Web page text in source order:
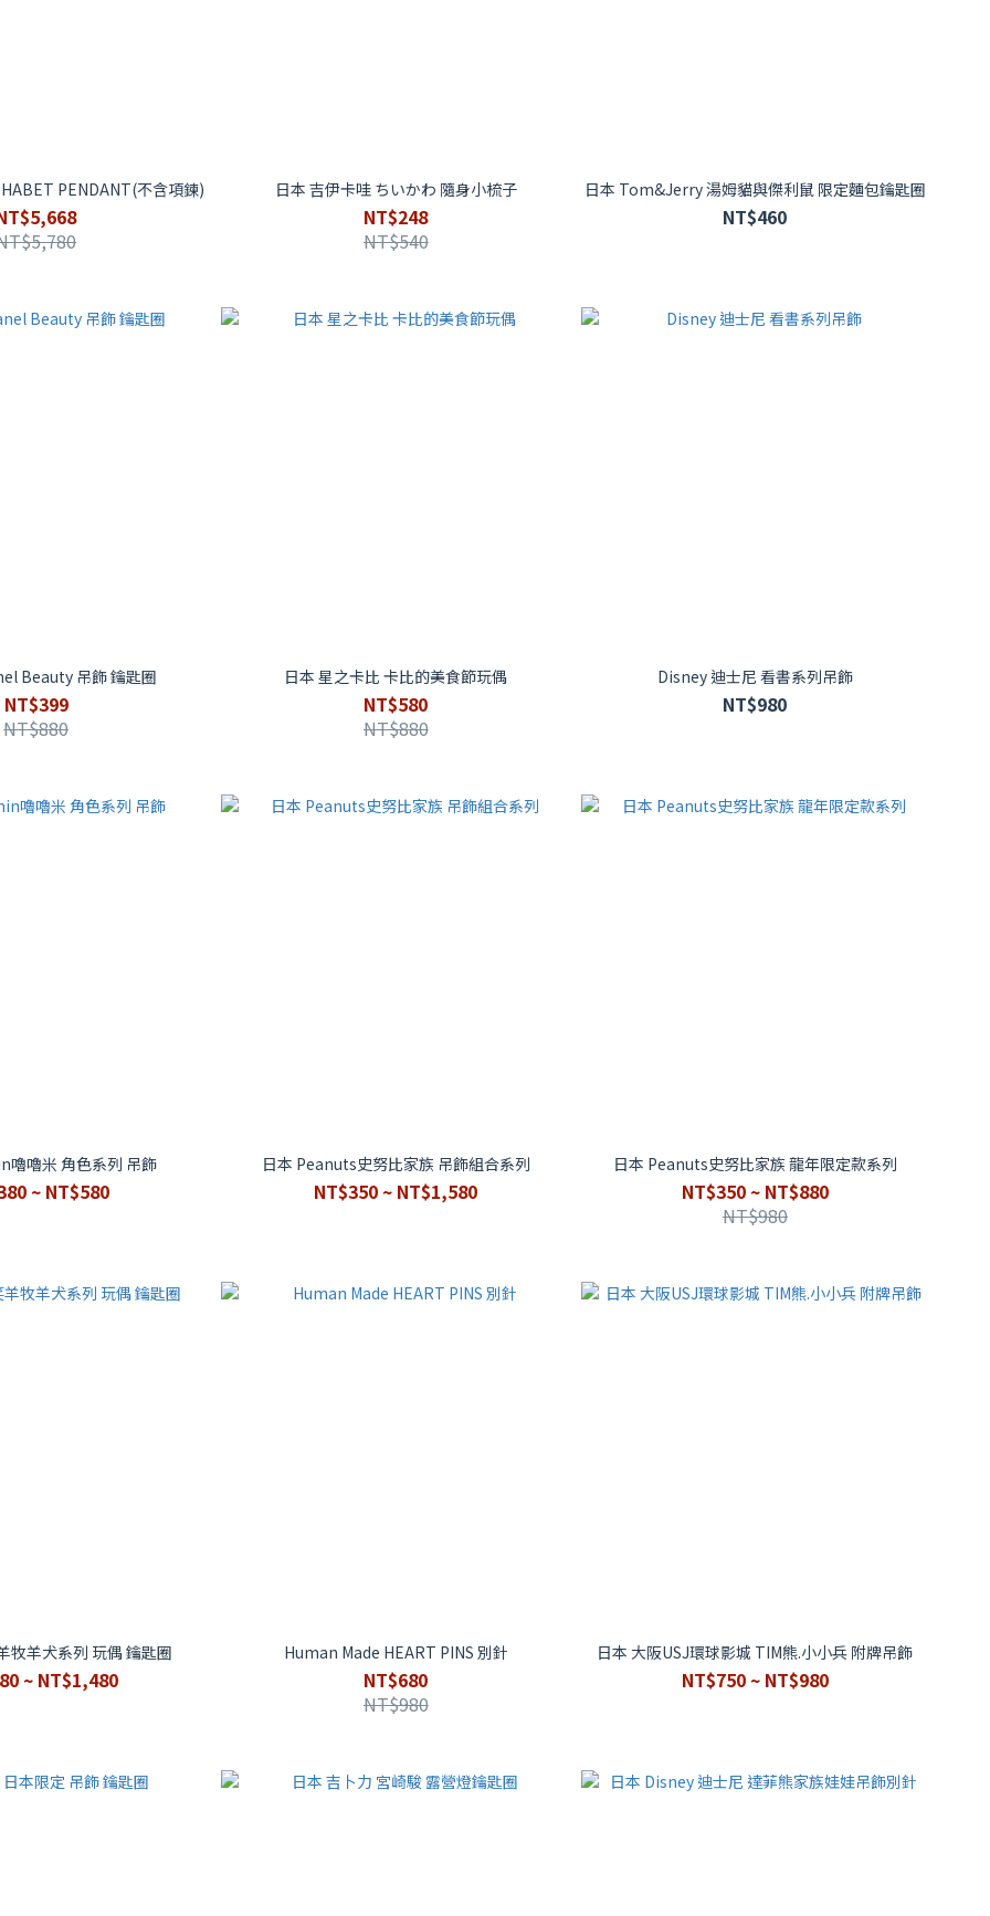
PENDANT(不含項鍊) 日本 吉伊卡哇 ちいかわ 隨身小梳子
NT$248
NT$540
日本 Tom&Jerry 湯姆貓與傑利鼠 限定麵包鑰匙圈
NT$460
Beauty 吊飾 鑰匙圈
NT$399
NT$880
日本 星之卡比 卡比的美食節玩偶
NT$580
NT$880
Disney 迪士尼 看書系列吊飾
NT$980
嚕嚕米 角色系列 吊飾
~ NT$580
日本 Peanuts史努比家族 吊飾組合系列
NT$350 ~ NT$1,580
日本 Peanuts史努比家族 龍年限定款系列
NT$350 ~ NT$880
NT$980
牧羊犬系列 玩偶 鑰匙圈
~ NT$1,480
Human Made HEART PINS 別針
NT$680
NT$980
日本 大阪USJ環球影城 TIM熊.小小兵 附牌吊飾
NT$750 ~ NT$980